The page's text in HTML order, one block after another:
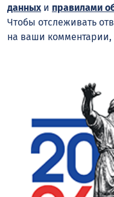
данныхи правилами
Чтобы отслеживать
на ваши